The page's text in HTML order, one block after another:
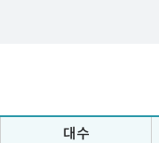
대수